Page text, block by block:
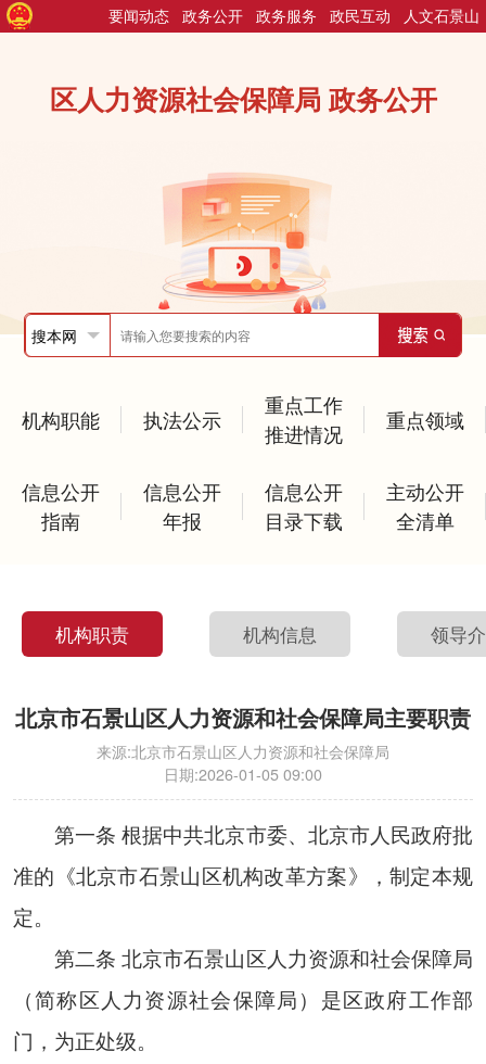
人文石景山
政民互动
政务服务
政务公开
要闻动态
区人力资源社会保障局 政务公开
机构职能 执法公示
重点工作
推进情况
重点领域
信息公开
指南
信息公开
年报
信息公开
目录下载
主动公开
全清单
机构职责 机构信息 领导
北京市石景山区人力资源和社会保障局主要职责
来源:北京市石景山区人力资源和社会保障局
日期:2026-01-05 09:00
第一条 根据中共北京市委、北京市人民政府批
准的《北京市石景山区机构改革方案》，制定本规
定。
第二条 北京市石景山区人力资源和社会保障局
（简称区人力资源社会保障局）是区政府工作部
门，为正处级。